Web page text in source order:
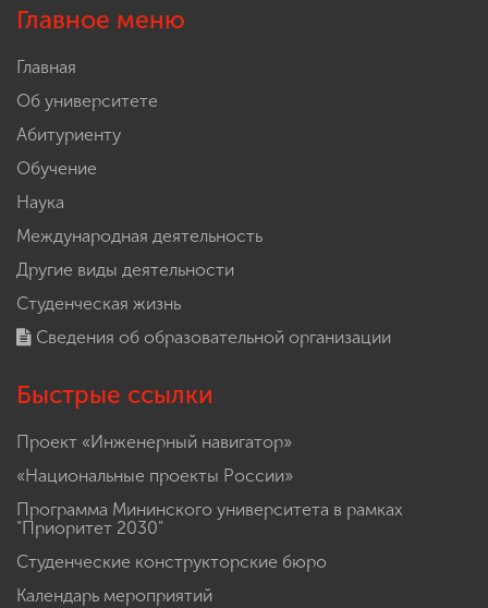
Главное меню
Главная
Об университете
Абитуриенту
Обучение
Наука
Международная деятельность
Другие виды деятельности
Студенческая жизнь
Сведения об образовательной организации
Быстрые ссылки
Проект «Инженерный навигатор»
«Национальные проекты России»
Программа Мининского университета в рамках
"Приоритет 2030"
Студенческие конструкторские бюро
Календарь мероприятий